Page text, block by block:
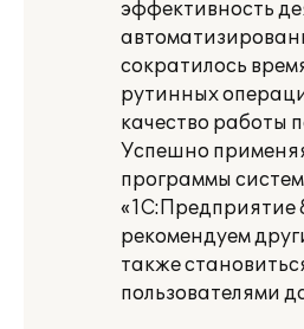
эффективность
сократилось
рутинных
качество работы
Успешно
программы
«1С:Предприятие
рекомендуем
также
пользователями